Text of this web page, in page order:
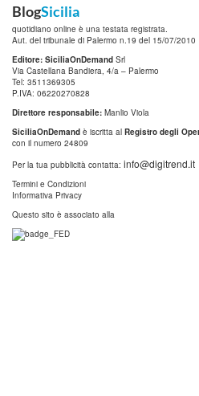
BlogSicilia
quotidiano online è una testata registrata.
Aut. del tribunale di Palermo n.19 del 15/07/2010
Editore: SiciliaOnDemand Srl
Via Castellana Bandiera, 4/a – Palermo
Tel: 3511369305
P.IVA: 06220270828
Direttore responsabile: Manlio Viola
SiciliaOnDemand è iscritta al Registro degli
con il numero 24809
Per la tua pubblicità contatta: info@digitrend.it
Termini e Condizioni
Informativa Privacy
Questo sito è associato alla